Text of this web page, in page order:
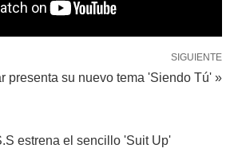
SIGUIENTE
presenta su nuevo tema 'Siendo Tú' »
estrena el sencillo 'Suit Up'